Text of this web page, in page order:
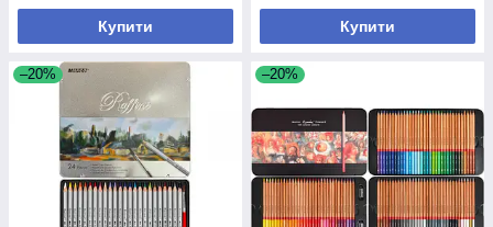
Купити Купити
–20% –20%